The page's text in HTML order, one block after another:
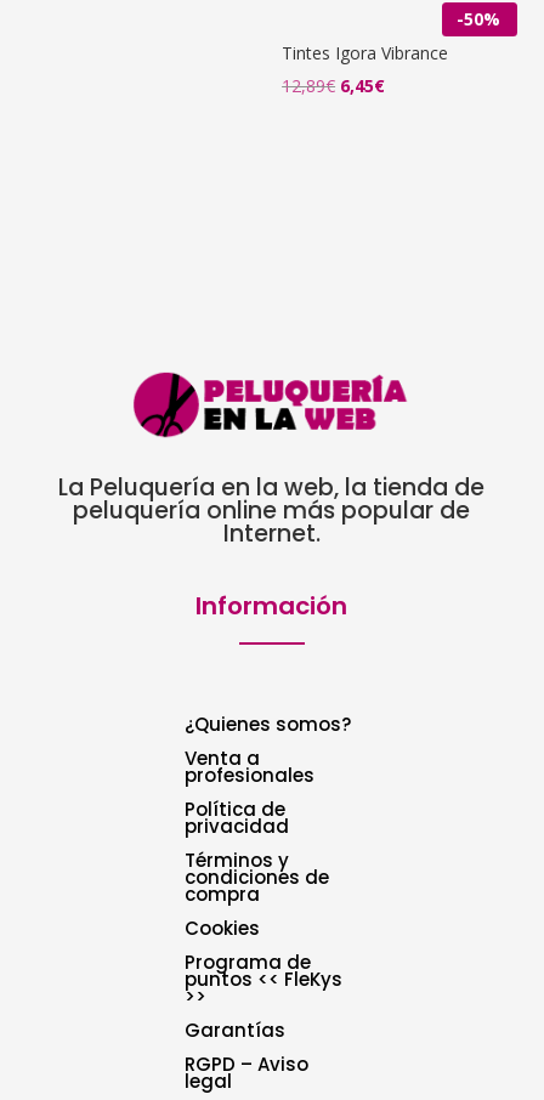
-50%
Tintes Igora Vibrance
12,89€ El
6,45€El
La Peluquería en la web, la tienda de
peluquería online más popular de
Internet.
Información
¿Quienes somos?
Venta a
profesionales
Política de
privacidad
Términos y
condiciones de
compra
Cookies
Programa de
puntos << FleKys
>>
Garantías
RGPD – Aviso
legal